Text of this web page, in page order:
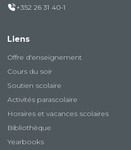
+352 26 31 40-1
Liens
Offre d'enseignement
Cours du soir
Soutien scolaire
Activités parascolaire
Horaires et vacances scolaires
Bibliothèque
Yearbooks